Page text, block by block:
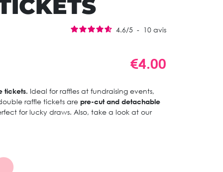
4.6/5 - 10 avis
€4.00
tickets. Ideal for raffles at fundraising events,
raffle tickets are pre-cut and detachable
for lucky draws. Also, take a look at our